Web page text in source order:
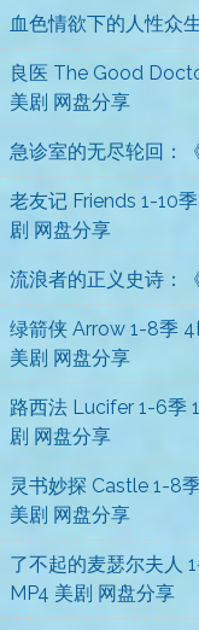
血色情欲下的人性众
良医 The Good
美剧 网盘分享
急诊室的无尽轮回：
老友记 Friends 1-10
剧 网盘分享
流浪者的正义史诗：
绿箭侠 Arrow 1-8季
美剧 网盘分享
路西法 Lucifer 1-6季
剧 网盘分享
灵书妙探 Castle 1-8
美剧 网盘分享
了不起的麦瑟尔夫人
MP4 美剧 网盘分享